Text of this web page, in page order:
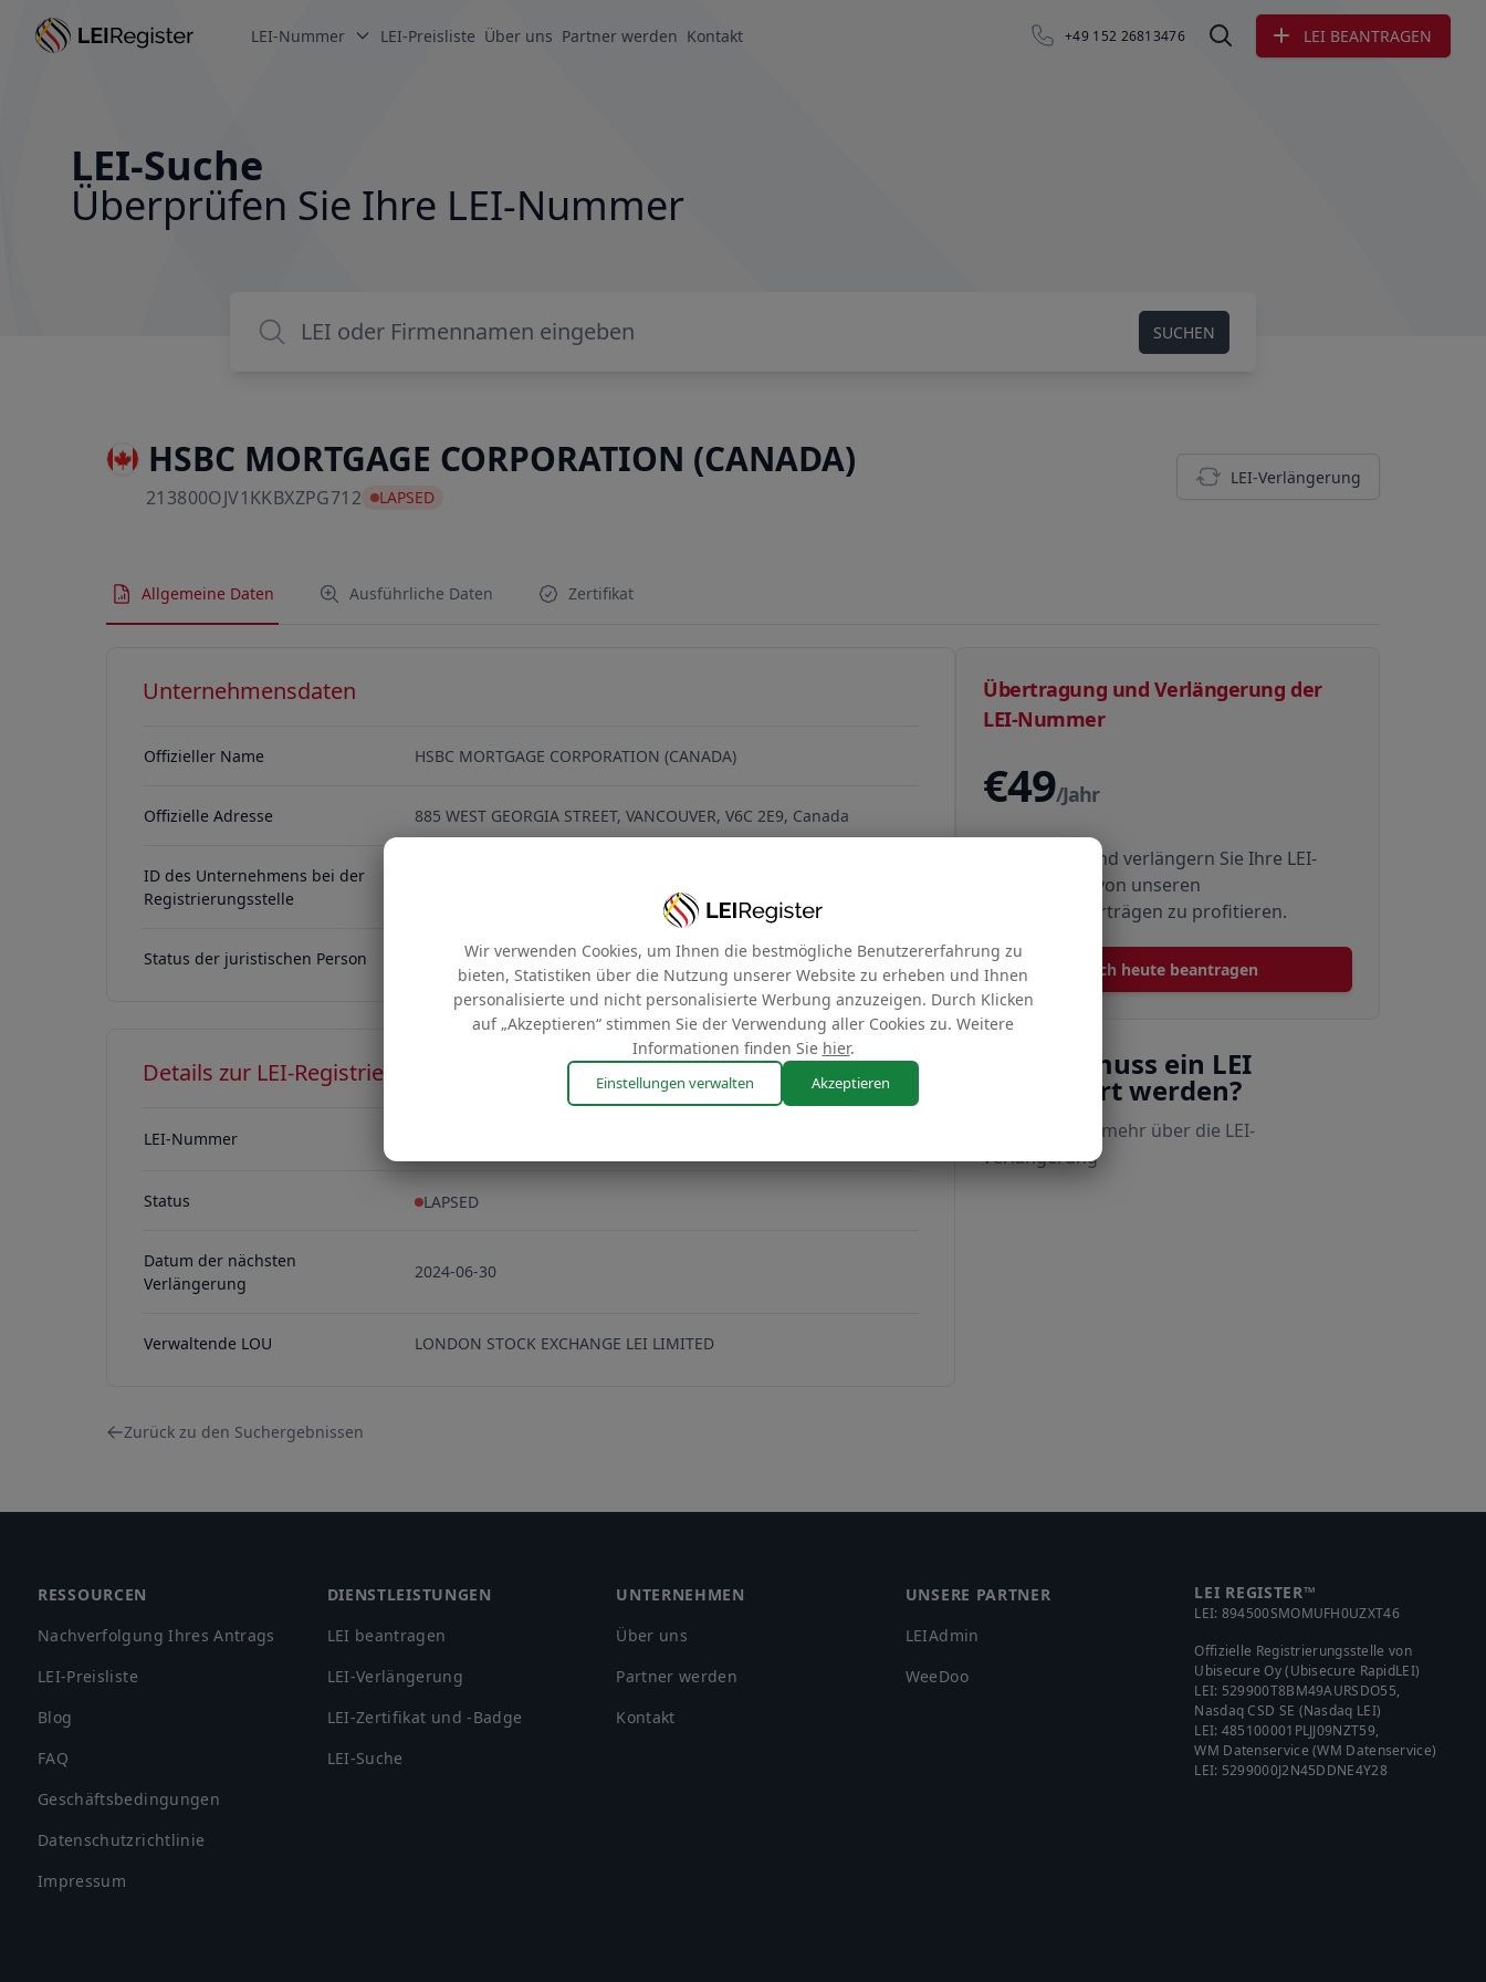
LEI-Nummer LEI-Preisliste Über uns Partner werden Kontakt +49 152 26813476 LEI suchenLEI BEANTRAGEN
LEI-Suche
Überprüfen Sie Ihre LEI-Nummer
SUCHEN
HSBC MORTGAGE CORPORATION (CANADA)
213800OJV1KKBXZPG712 213800OJV1KKBXZPG712
LAPSED
LEI-Verlängerung
Allgemeine Daten Ausführliche Daten Zertifikat
Unternehmensdaten
Offizieller Name HSBC MORTGAGE CORPORATION (CANADA)
Offizielle Adresse 885 WEST GEORGIA STREET, VANCOUVER, V6C 2E9, Canada
ID des Unternehmens bei der
Registrierungsstelle
Status der juristischen Person ACTIVE
Details zur LEI-Registrierung
LEI-Nummer
Status LAPSED
Datum der nächsten
Verlängerung
2024-06-30
Verwaltende LOU LONDON STOCK EXCHANGE LEI LIMITED
Übertragung und Verlängerung der
LEI-Nummer
€49/Jahr
Übertragen und verlängern Sie Ihre LEI-
Nummer, um von unseren
Mehrjahresverträgen zu profitieren.
Noch heute beantragen
Warum muss ein LEI
verlängert werden?
mehr über die LEI-
Verlängerung
Zurück zu den Suchergebnissen
RESSOURCEN
Nachverfolgung Ihres Antrags
LEI-Preisliste
Blog
FAQ
Geschäftsbedingungen
Datenschutzrichtlinie
Impressum
DIENSTLEISTUNGEN
LEI beantragen
LEI-Verlängerung
LEI-Zertifikat und -Badge
LEI-Suche
UNTERNEHMEN
Über uns
Partner werden
Kontakt
UNSERE PARTNER
LEIAdmin
WeeDoo
LEI REGISTER™
LEI: 894500SMOMUFH0UZXT46
Offizielle Registrierungsstelle von
Ubisecure Oy (Ubisecure RapidLEI)
LEI: 529900T8BM49AURSDO55,
Nasdaq CSD SE (Nasdaq LEI)
LEI: 485100001PLJJ09NZT59,
WM Datenservice (WM Datenservice)
LEI: 5299000J2N45DDNE4Y28
Wir verwenden Cookies, um Ihnen die bestmögliche Benutzererfahrung zu
bieten, Statistiken über die Nutzung unserer Website zu erheben und Ihnen
personalisierte und nicht personalisierte Werbung anzuzeigen. Durch Klicken
auf „Akzeptieren“ stimmen Sie der Verwendung aller Cookies zu. Weitere
Informationen finden Sie hier.
Einstellungen verwalten Akzeptieren